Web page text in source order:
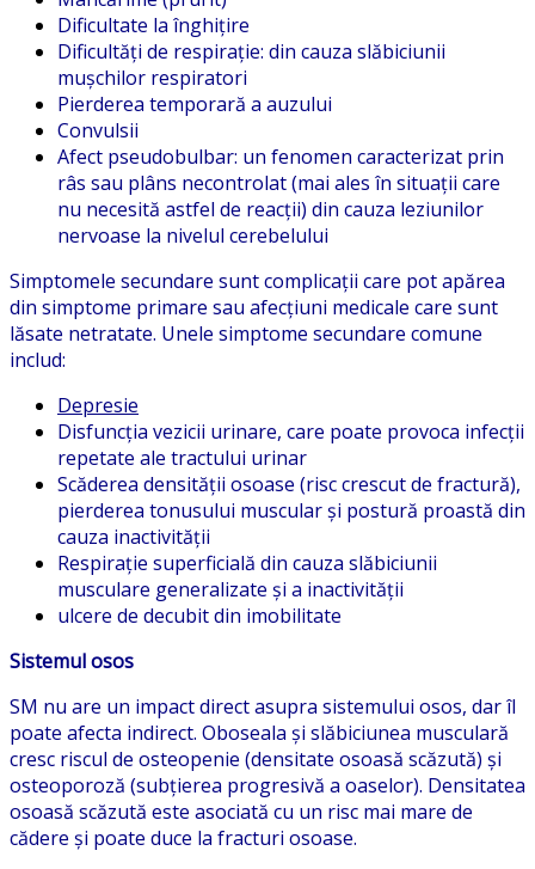
Dificultate la înghițire
Dificultăți de respirație: din cauza slăbiciunii
mușchilor respiratori
Pierderea temporară a auzului
Convulsii
Afect pseudobulbar: un fenomen caracterizat prin
râs sau plâns necontrolat (mai ales în situații care
nu necesită astfel de reacții) din cauza leziunilor
nervoase la nivelul cerebelului
Simptomele secundare sunt complicații care pot apărea
din simptome primare sau afecțiuni medicale care sunt
lăsate netratate. Unele simptome secundare comune
includ:
Depresie
Disfuncția vezicii urinare, care poate provoca infecții
repetate ale tractului urinar
Scăderea densității osoase (risc crescut de fractură),
pierderea tonusului muscular și postură proastă din
cauza inactivității
Respirație superficială din cauza slăbiciunii
musculare generalizate și a inactivității
ulcere de decubit din imobilitate
Sistemul osos
SM nu are un impact direct asupra sistemului osos, dar îl
poate afecta indirect. Oboseala și slăbiciunea musculară
cresc riscul de osteopenie (densitate osoasă scăzută) și
osteoporoză (subțierea progresivă a oaselor). Densitatea
osoasă scăzută este asociată cu un risc mai mare de
cădere și poate duce la fracturi osoase.